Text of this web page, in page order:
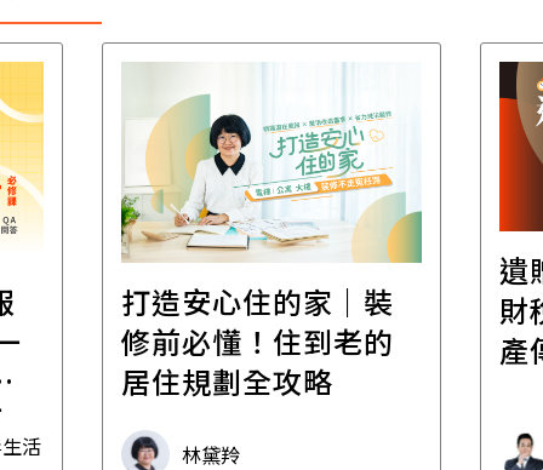
活
打造安心住的家｜裝
修前必懂！住到老的
居住規劃全攻略
林黛羚
遺
財
產